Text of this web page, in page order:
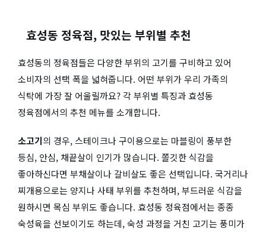
효성동 정육점, 맛있는 부위별 추천
효성동의 정육점들은 다양한 부위의 고기를 구비하고 있어
소비자의 선택 폭을 넓혀줍니다. 어떤 부위가 우리 가족의
식탁에 가장 잘 어울릴까요? 각 부위별 특징과 효성동
정육점에서의 추천 메뉴를 소개합니다.
소고기의 경우, 스테이크나 구이용으로는 마블링이 풍부한
등심, 안심, 채끝살이 인기가 많습니다. 쫄깃한 식감을
좋아하신다면 부채살이나 갈비살도 좋은 선택입니다. 국거리나
찌개용으로는 양지나 사태 부위를 추천하며, 부드러운 식감을
원하시면 목심 부위도 좋습니다. 효성동 정육점에서는 종종
숙성육을 선보이기도 하는데, 숙성 과정을 거친 고기는 풍미가